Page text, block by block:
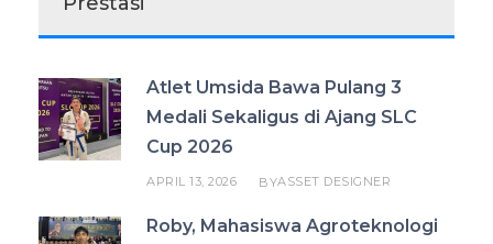
Atlet Umsida Bawa Pulang 3
Medali Sekaligus di Ajang SLC
Cup 2026
APRIL 13, 2026 BYASSET DESIGNER
Roby, Mahasiswa Agroteknologi